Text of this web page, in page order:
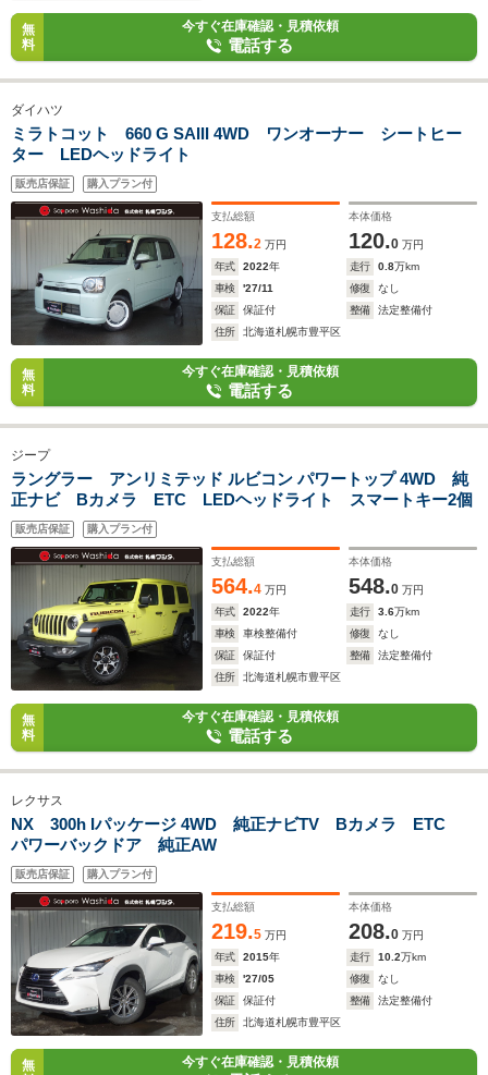
無
料
今すぐ在庫確認・見積依頼
電話する
ダイハツ
ミラトコット 660 G SAIII 4WD ワンオーナー シートヒー
ター LEDヘッドライト
販売店保証 購入プラン付
支払総額
128.2 万円
本体価格
120.0 万円
年式
2022年 走行 0.8万km
車検
'27/11 修復
なし
保証
保証付 整備
法定整備付
住所
北海道札幌市豊平区
無
料
今すぐ在庫確認・見積依頼
電話する
ジープ
ラングラー アンリミテッド ルビコン パワートップ 4WD 純
正ナビ Bカメラ ETC LEDヘッドライト スマートキー2個
販売店保証 購入プラン付
支払総額
564.4 万円
本体価格
548.0 万円
年式
2022年 走行 3.6万km
車検
車検整備付 修復
なし
保証
保証付 整備
法定整備付
住所
北海道札幌市豊平区
無
料
今すぐ在庫確認・見積依頼
電話する
レクサス
NX 300h Iパッケージ 4WD 純正ナビTV Bカメラ ETC
パワーバックドア 純正AW
販売店保証 購入プラン付
支払総額
219.5 万円
本体価格
208.0 万円
年式
2015年 走行 10.2万km
車検
'27/05 修復
なし
保証
保証付 整備
法定整備付
住所
北海道札幌市豊平区
無
今すぐ在庫確認・見積依頼